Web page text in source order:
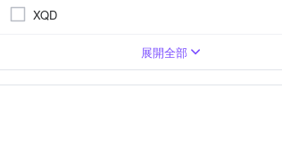
XQD
1/2.3吋 CMOS
3001萬~5000萬像素
展開全部